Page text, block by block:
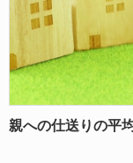
親への仕送りの平